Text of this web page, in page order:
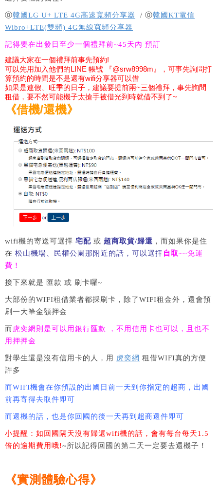
⓪韓國LG U+ LTE 4G高速寬頻分享器 / ⓪韓國KT電信
Wibro+LTE(雙頻) 4G無線寬頻分享器
記得要在出發日至少一個禮拜前~45天內 預訂
建議大家在一個禮拜前事先預約!
可以先用加入他們的LINE 帳號 『@srw8998m』，可事先詢問打
算預約的時間是不是還有wifi分享器可以借
如果是連假、旺季的日子，建議要提前兩~三個禮拜，事先詢問
租借，要不然可能機子太搶手被借光到時就借不到了~
《借機/還機》
wifi機的寄送可選擇 宅配 或 超商取貨/歸還 ，而如果你是住
在 松山機場、民權公園那附近的話，可以選擇自取~~免運
費！
接下來就是 匯款 或 刷卡囉~
大部份的WIFI租借業者都採刷卡，除了WIFI租金外，還會預
刷一大筆金額押金
而虎奕網則是可以用銀行匯款 ，不用信用卡也可以，且也不
用押押金
對學生還是沒有信用卡的人，用 虎奕網 租借WIFI真的方便
許多
而WIFI機會在你預設的出國日前一天到你指定的超商，出國
前再寄得去取件即可
而還機的話，也是你回國的後一天再到超商還件即可
小提醒：如回國隔天沒有歸還wifi機的話，會有每台每天1.5
倍的逾期費用哦!~所以記得回國的第二天一定要去還機子！
《實測體驗心得》